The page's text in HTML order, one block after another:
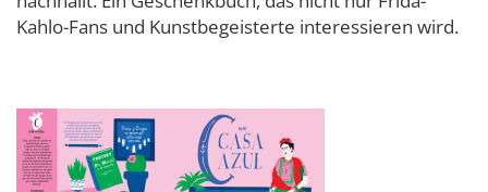
Kahlo-Fans und Kunstbegeisterte interessieren wird.